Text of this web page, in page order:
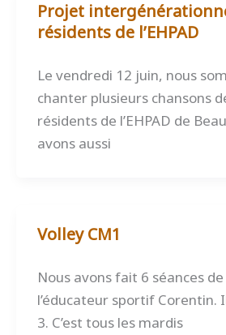
Projet
résidents de l’EHPAD
Le vendredi 12 juin, nous
chanter plusieurs chansons
résidents de l’EHPAD de
avons aussi
Volley CM1
Nous avons fait 6 séances
l’éducateur sportif Corentin.
3. C’est tous les mardis